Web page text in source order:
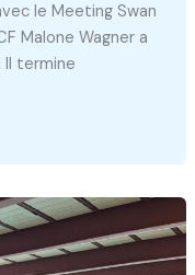
le Meeting Swan
Malone Wagner a
Il termine